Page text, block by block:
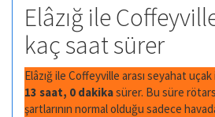
Elâzığ ile
kaç saat sürer
Elâzığ ile Coffeyville arası seyahat uçak
13 saat, 0 dakikasürer. Bu süre
şartlarının normal olduğu sadece